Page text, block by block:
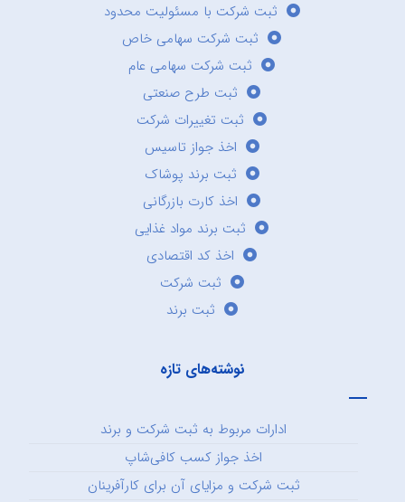
ثبت شرکت با مسئولیت محدود
ثبت شرکت سهامی خاص
ثبت شرکت سهامی عام
ثبت طرح صنعتی
ثبت تغییرات شرکت
اخذ جواز تاسیس
ثبت برند پوشاک
اخذ کارت بازرگانی
ثبت برند مواد غذایی
اخذ کد اقتصادی
ثبت شرکت
ثبت برند
نوشته‌های تازه
ادارات مربوط به ثبت شرکت و برند
اخذ جواز کسب کافی‌شاپ
ثبت شرکت و مزایای آن برای کارآفرینان